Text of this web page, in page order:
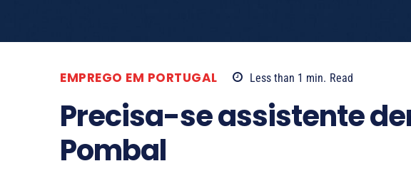
EMPREGO EM PORTUGAL Less than 1 min. Read
Precisa-se assistente
Pombal